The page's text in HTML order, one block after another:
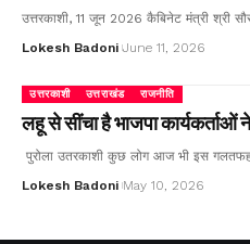
उत्तरकाशी, 11 जून 2026 कैबिनेट मंत्री श्री
Lokesh Badoni June 11, 2026
उत्तरकाशी उत्तराखंड राजनीति
लहू से सींचा है भाजपा
पुरोला उतरकाशी कुछ लोग आज भी इस
Lokesh Badoni May 10, 2026